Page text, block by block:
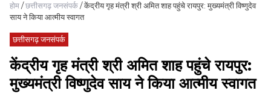
होम/छत्तीसगढ़ जनसंपर्क/ केंद्रीय गृह मंत्री श्री अमित शाह पहुंचे रायपुर: मुख्यमंत्री विष्णुदेव
साय ने किया आत्मीय स्वागत
छत्तीसगढ़ जनसंपर्क
केंद्रीय गृह मंत्री श्री अमित शाह पहुंचे रायपुर:
मुख्यमंत्री विष्णुदेव साय ने किया आत्मीय स्वागत